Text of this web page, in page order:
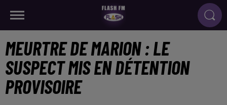
MEURTRE DE MARION : LE
SUSPECT MIS EN DÉTENTION
PROVISOIRE